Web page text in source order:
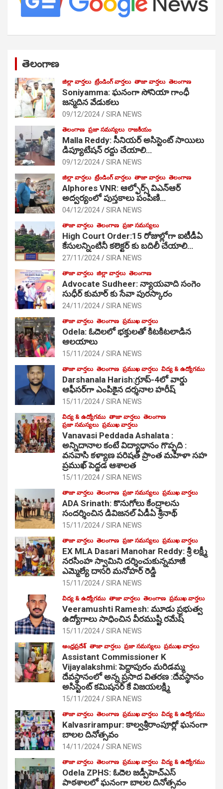
తెలంగాణ
జిల్లా వార్తలు ట్రేండింగ్ వార్తలు తాజా వార్తలు తెలంగాణ
Soniyamma: ఘ‌నంగా సోనియా గాంధీ
జ‌న్మ‌దిన వేడుక‌లు
09/12/2024 SIRA NEWS
తెలంగాణ ప్రజా సమస్యలు రాజకీయం
Malla Reddy: సీనియర్ అసిస్టెంట్ సాయిలు
డిప్యూటేషన్ రద్దు చేయాలి…
09/12/2024 SIRA NEWS
జిల్లా వార్తలు ట్రేండింగ్ వార్తలు తాజా వార్తలు తెలంగాణ
Alphores VNR: ఆల్ఫోర్స్ విఎన్ఆర్
అద్వర్యంలో పుస్తకాలు పంపిణి…
04/12/2024 SIRA NEWS
తాజా వార్తలు తెలంగాణ ప్రజా సమస్యలు
High Court Order:15 రోజుల్లోగా ఐటీడీఏ
కేసులన్నింటినీ కలెక్టర్ కు బదిలీ చేయాలి…
27/11/2024 SIRA NEWS
తాజా వార్తలు జిల్లా వార్తలు తెలంగాణ
Advocate Sudheer: న్యాయవాది సంగెం
సుధీర్ కుమార్ కు సేవా పురస్కారం
24/11/2024 SIRA NEWS
తాజా వార్తలు తెలంగాణ ప్రముఖ వార్తలు
Odela: ఓదెల‌లో భక్తులతో కిటకిటలాడిన
ఆల‌యాలు
15/11/2024 SIRA NEWS
తాజా వార్తలు తెలంగాణ ప్రముఖ వార్తలు విద్య & ఉద్యోగము
Darshanala Harish:గ్రూప్-4లో వార్డు
ఆఫీసర్‌గా ఎంపికైన దర్శనాల హరీష్
15/11/2024 SIRA NEWS
విద్య & ఉద్యోగము తాజా వార్తలు తెలంగాణ
ప్రజా సమస్యలు ప్రముఖ వార్తలు
Vanavasi Peddada Ashalata :
అన్నిదానాల కంటే విద్యాధానం గొప్పది :
వనవాసి కళ్యాణ పరిషత్ ప్రాంత మహిళా సహ
ప్రముఖ్ పెద్దడ ఆశాలత
15/11/2024 SIRA NEWS
తాజా వార్తలు తెలంగాణ ప్రజా సమస్యలు ప్రముఖ వార్తలు
ADA Srinath: కొనుగోలు కేంద్రాల‌ను
సంద‌ర్శించిన డివిజనల్ ఏడీఏ శ్రీనాథ్
15/11/2024 SIRA NEWS
తాజా వార్తలు తెలంగాణ ప్రజా సమస్యలు ప్రముఖ వార్తలు
EX MLA Dasari Manohar Reddy: శ్రీ లక్ష్మీ
నరసింహ స్వామిని దర్శించుకున్నమాజీ
ఎమ్మెల్యే దాసరి మనోహర్ రెడ్డి
15/11/2024 SIRA NEWS
విద్య & ఉద్యోగము తాజా వార్తలు తెలంగాణ ప్రముఖ వార్తలు
Veeramushti Ramesh: మూడు ప్రభుత్వ
ఉద్యోగాలు సాధించిన వీరముష్టి రమేష్
15/11/2024 SIRA NEWS
ఆంధ్రప్రదేశ్ తాజా వార్తలు ప్రజా సమస్యలు ప్రముఖ వార్తలు
Assistant Commissioner K
Vijayalakshmi: పెద్దాపురం మరిడమ్మ
దేవస్థానంలో అన్న ప్రసాద వితరణ :దేవస్థానం
అసిస్టెంట్ కమిషనర్ కే విజయలక్ష్మి
15/11/2024 SIRA NEWS
తాజా వార్తలు తెలంగాణ ప్రముఖ వార్తలు విద్య & ఉద్యోగము
Kalvasrirampur: కాల్వశ్రీరాంపూర్లో ఘనంగా
బాలల దినోత్సవం
14/11/2024 SIRA NEWS
తాజా వార్తలు తెలంగాణ ప్రముఖ వార్తలు విద్య & ఉద్యోగము
Odela ZPHS: ఓదెల జ‌డ్పీహెచ్ఎస్
పాఠ‌శాల‌లో ఘనంగా బాలల దినోత్సవం